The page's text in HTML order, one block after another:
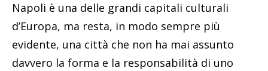
Napoli è una delle grandi capitali culturali
d’Europa, ma resta, in modo sempre più
evidente, una città che non ha mai assunto
davvero la forma e la responsabilità di uno